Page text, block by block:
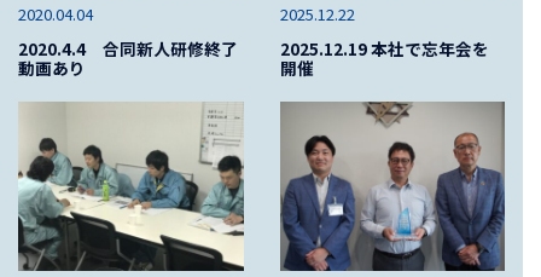
2020.04.04
2020.4.4 合同新人研修終了
動画あり
2025.12.22
2025.12.19 本社で忘年会を
開催